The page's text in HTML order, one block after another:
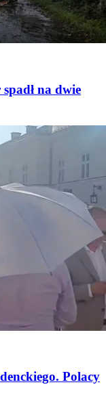
na dwie
Polacy